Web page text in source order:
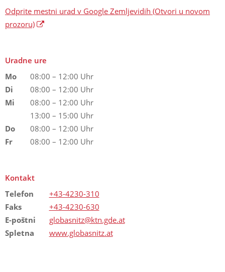
Odprite mestni urad v Google Zemljevidih (Otvori u novom
prozoru)
Uradne ure
Mo
08:00 – 12:00 Uhr
Di
08:00 – 12:00 Uhr
Mi
08:00 – 12:00 Uhr
13:00 – 15:00 Uhr
Do
08:00 – 12:00 Uhr
Fr
08:00 – 12:00 Uhr
Kontakt
Telefon
+43-4230-310
Faks
+43-4230-630
E-poštni
globasnitz@ktn.gde.at
Spletna
www.globasnitz.at